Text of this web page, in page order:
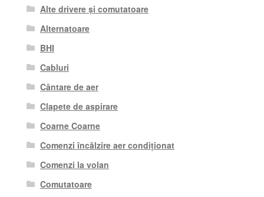
Alte drivere și comutatoare
Alternatoare
BHI
Cabluri
Cântare de aer
Clapete de aspirare
Coarne Coarne
Comenzi încălzire aer condiționat
Comenzi la volan
Comutatoare